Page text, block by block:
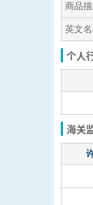
商品
英文
个人
海关